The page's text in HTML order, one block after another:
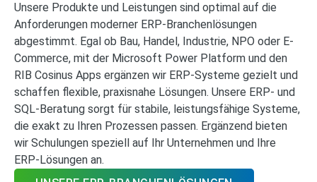
Unsere Produkte und Leistungen sind optimal auf die
Anforderungen moderner ERP‑Branchenlösungen
abgestimmt. Egal ob Bau, Handel, Industrie, NPO oder E-
Commerce, mit der Microsoft Power Platform und den
RIB Cosinus Apps ergänzen wir ERP‑Systeme gezielt und
schaffen flexible, praxisnahe Lösungen. Unsere ERP‑ und
SQL‑Beratung sorgt für stabile, leistungsfähige Systeme,
die exakt zu Ihren Prozessen passen. Ergänzend bieten
wir Schulungen speziell auf Ihr Unternehmen und Ihre
ERP‑Lösungen an.